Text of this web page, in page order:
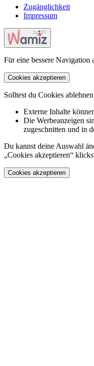
Zugänglichkeit
Impressum
Für eine bessere Navigation
Cookies akzeptieren
Solltest du Cookies
Externe Inhalte
Die Werbeanzeigen
zugeschnitten und in
Du kannst deine Auswahl
„Cookies akzeptieren“
Cookies akzeptieren